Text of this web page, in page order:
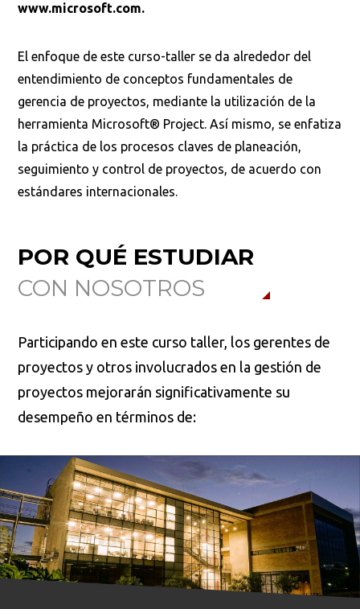
www.microsoft.com.
El enfoque de este curso-taller se da alrededor del
entendimiento de conceptos fundamentales de
gerencia de proyectos, mediante la utilización de la
herramienta Microsoft® Project. Así mismo, se enfatiza
la práctica de los procesos claves de planeación,
seguimiento y control de proyectos, de acuerdo con
estándares internacionales.
POR QUÉ ESTUDIAR
CON NOSOTROS
Participando en este curso taller, los gerentes de
proyectos y otros involucrados en la gestión de
proyectos mejorarán significativamente su
desempeño en términos de: